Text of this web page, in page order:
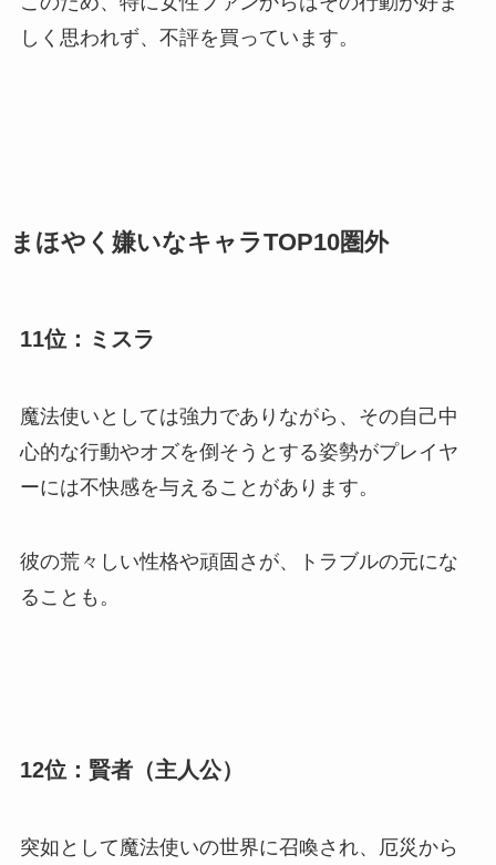
しく思われず、不評を買っています。
まほやく嫌いなキャラTOP10圏外
11位：ミスラ
魔法使いとしては強力でありながら、その自己中
心的な行動やオズを倒そうとする姿勢がプレイヤ
ーには不快感を与えることがあります。
彼の荒々しい性格や頑固さが、トラブルの元にな
ることも。
12位：賢者（主人公）
突如として魔法使いの世界に召喚され、厄災から